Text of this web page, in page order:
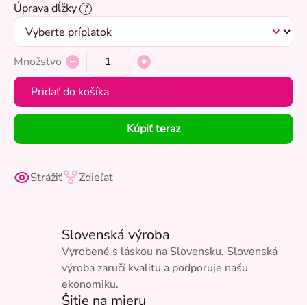
Úprava dĺžky ?
Množstvo
Pridať do košíka
Kúpiť teraz
Strážiť Zdieľať
Slovenská výroba
Vyrobené s láskou na Slovensku. Slovenská
výroba zaručí kvalitu a podporuje našu
ekonomiku.
Šitie na mieru